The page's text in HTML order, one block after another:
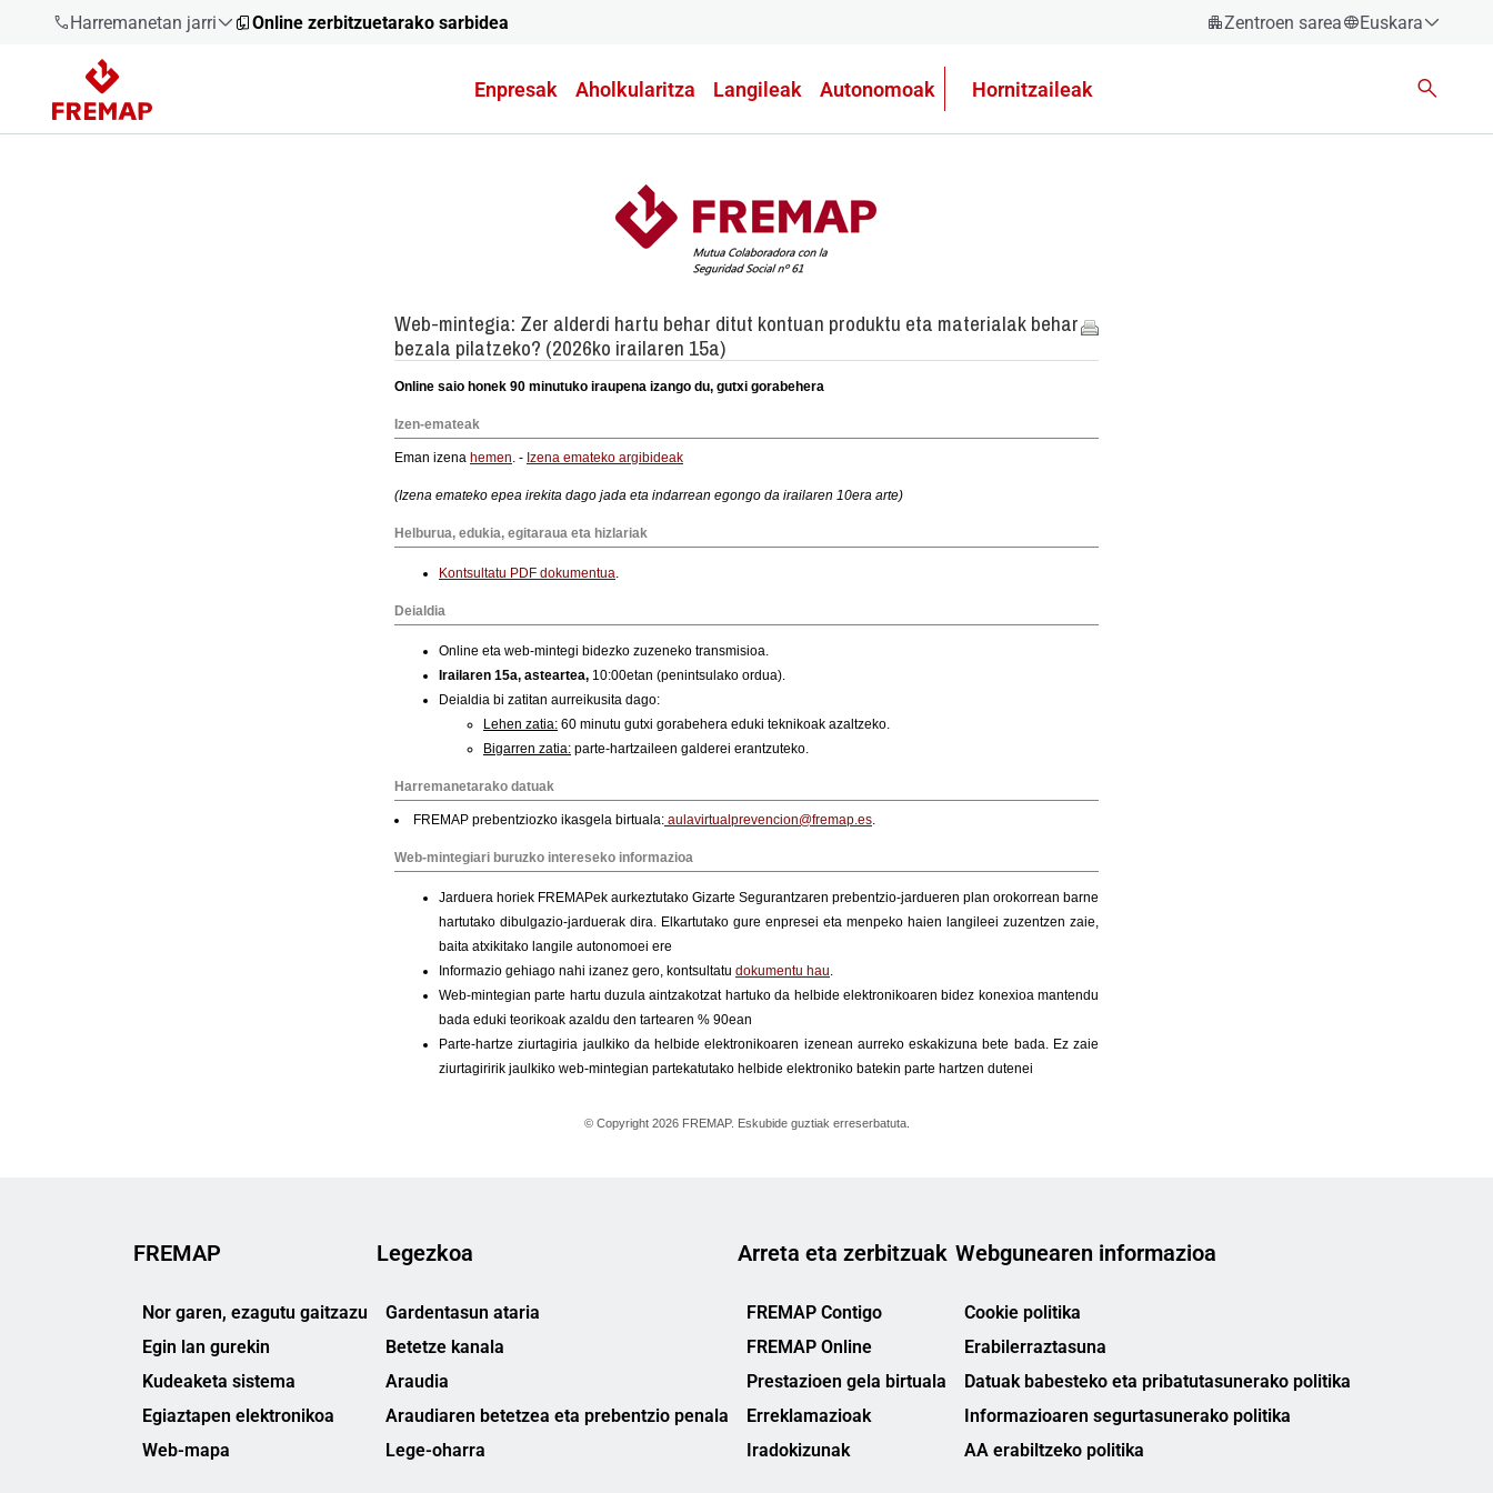
Harremanetan jarri
900 61 00
61
Online zerbitzuetarako sarbidea Zentroen sarea
Euskara
Enpresak Aholkularitza Langileak Autonomoak Hornitzaileak
FREMAP
Nor garen, ezagutu gaitzazu
Egin lan gurekin
Kudeaketa sistema
Egiaztapen elektronikoa
Web-mapa
Legezkoa
Gardentasun ataria
Betetze kanala
Araudia
Araudiaren betetzea eta prebentzio penala
Lege-oharra
Arreta eta zerbitzuak
FREMAP Contigo
FREMAP Online
Prestazioen gela birtuala
Erreklamazioak
Iradokizunak
Webgunearen informazioa
Cookie politika
Erabilerraztasuna
Datuak babesteko eta pribatutasunerako politika
Informazioaren segurtasunerako politika
AA erabiltzeko politika